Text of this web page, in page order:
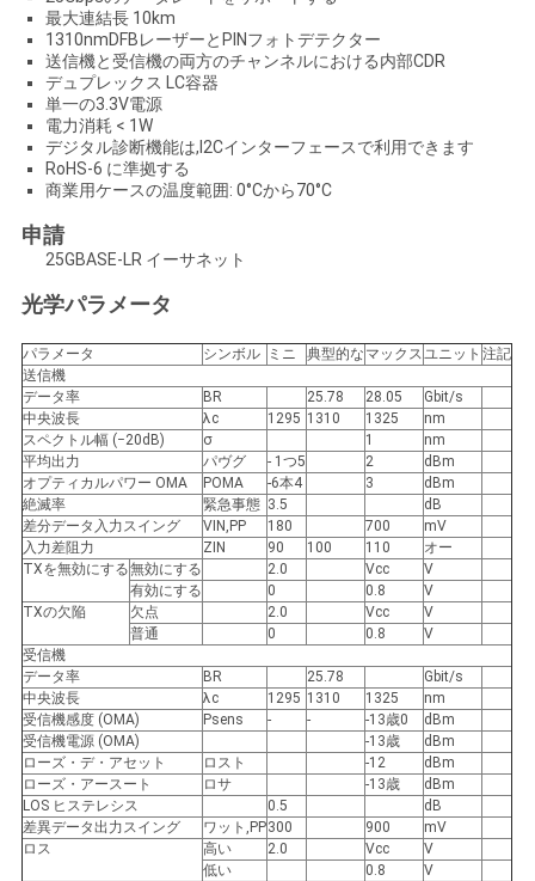
引
用
を
要
し
な
さ
い
地
図
プ
ラ
イ
バ
シ
最大連結長 10km
1310nmDFBレーザーとPINフォトデテクター
送信機と受信機の両方のチャンネルにおける内部CDR
デュプレックス LC容器
単一の3.3V電源
電力消耗 < 1W
デジタル診断機能は,I2Cインターフェースで利用できます
RoHS-6 に準拠する
商業用ケースの温度範囲: 0°Cから70°C
申請
25GBASE-LR イーサネット
光学パラメータ
パラメータ シンボル ミニ 典型的な マックスユニット 注記
送信機
データ率
BR 25.78 28.05
Gbit/s
中央波長
λc 1295 1310 1325
nm
スペクトル幅 (−20dB)
σ 1
nm
平均出力
パヴグ - 1つ5 2
dBm
オプティカルパワー OMA
POMA -6本4 3
dBm
絶滅率
緊急事態 3.5
dB
差分データ入力スイング
VIN,PP 180 700
mV
入力差阻力
ZIN 90 100 110
オー
TXを無効にする無効にする 2.0 Vcc
V
有効にする
0 0.8
V
TXの欠陥
欠点 2.0 Vcc
V
普通
0 0.8
V
受信機
データ率
BR 25.78
Gbit/s
中央波長
λc 1295 1310 1325
nm
受信機感度 (OMA)
Psens - - -13歳0
dBm
受信機電源 (OMA)
-13歳
dBm
ローズ・デ・アセット
ロスト -12
dBm
ローズ・アースート
ロサ -13歳
dBm
LOS ヒステレシス
0.5
dB
差異データ出力スイング
ワット,PP300 900
mV
ロス
高い 2.0 Vcc
V
低い
0.8 V